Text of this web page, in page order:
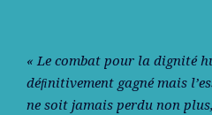
« Le combat pour la dignité
déﬁnitivement gagné mais
ne soit jamais perdu non